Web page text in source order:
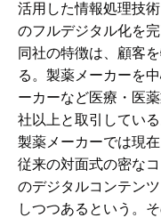
活用した情報処理技
のフルデジタル化を完
同社の特徴は、顧客
る。製薬メーカーを
ーカーなど医療・医
社以上と取引している
製薬メーカーでは現
従来の対面式の密な
のデジタルコンテン
しつつあるという。